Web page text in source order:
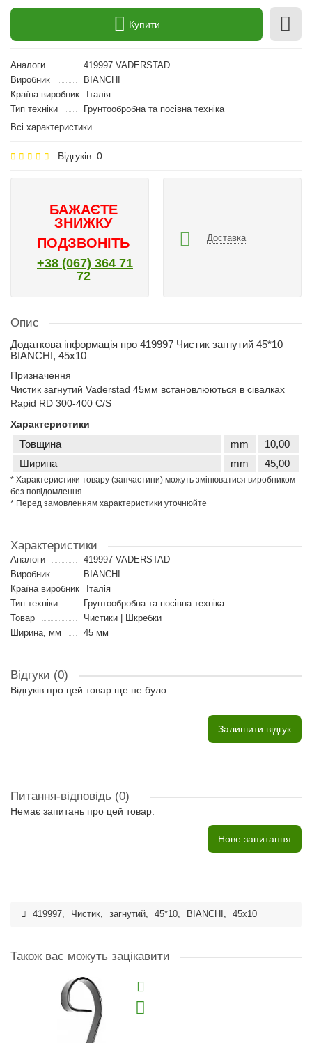
Купити
Аналоги
419997 VADERSTAD
Виробник
BIANCHI
Країна виробник
Італія
Тип техніки
Грунтообробна та посівна техніка
Всі характеристики
Відгуків: 0
БАЖАЄТЕ
ЗНИЖКУ
ПОДЗВОНІТЬ
+38 (067) 364 71
72
Доставка
Опис
Додаткова інформація про 419997 Чистик загнутий 45*10
BIANCHI, 45x10
Призначення
Чистик загнутий Vaderstad 45мм встановлюються в сівалках
Rapid RD 300-400 C/S
Характеристики
Товщина mm
10,00
Ширина
mm 45,00
* Характеристики товару (запчастини) можуть змінюватися виробником
без повідомлення
* Перед замовленням характеристики уточнюйте
Характеристики
Аналоги
419997 VADERSTAD
Виробник
BIANCHI
Країна виробник
Італія
Тип техніки
Грунтообробна та посівна техніка
Товар
Чистики | Шкребки
Ширина, мм
45 мм
Відгуки (0)
Відгуків про цей товар ще не було.
Залишити відгук
Питання-відповідь (0)
Немає запитань про цей товар.
Нове запитання
419997, Чистик, загнутий, 45*10, BIANCHI , 45x10
Також вас можуть зацікавити